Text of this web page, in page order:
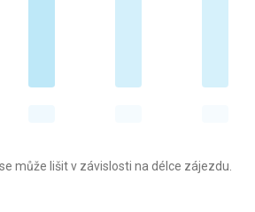
může lišit v závislosti na délce zájezdu.